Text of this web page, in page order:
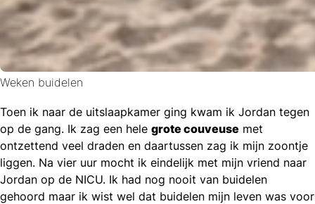
Weken buidelen
Toen ik naar de uitslaapkamer ging kwam ik Jordan tegen
op de gang. Ik zag een hele grote couveuse met
ontzettend veel draden en daartussen zag ik mijn zoontje
liggen. Na vier uur mocht ik eindelijk met mijn vriend naar
Jordan op de NICU. Ik had nog nooit van buidelen
gehoord maar ik wist wel dat buidelen mijn leven was voor